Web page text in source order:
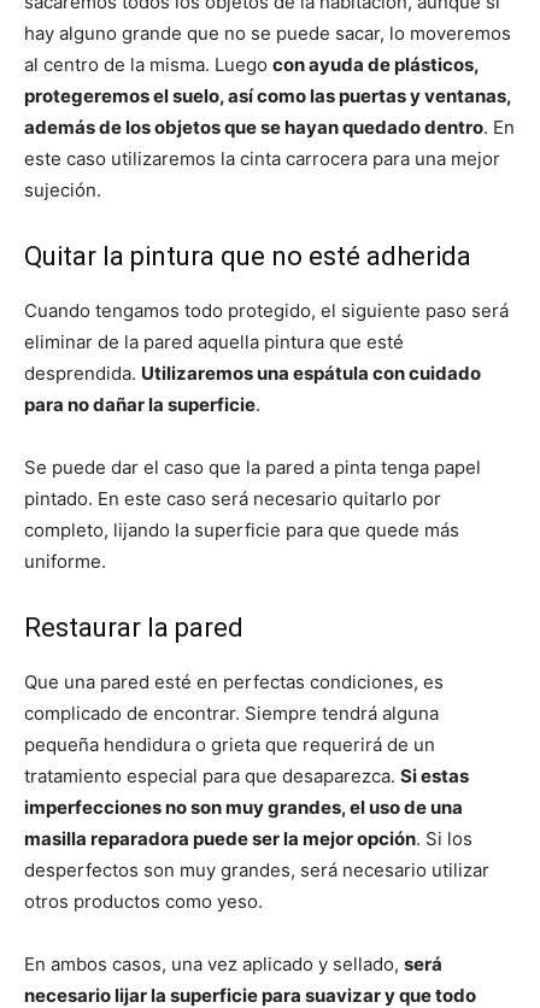
hay alguno grande que no se puede sacar, lo moveremos
al centro de la misma. Luego con ayuda de plásticos,
protegeremos el suelo, así como las puertas y ventanas,
además de los objetos que se hayan quedado dentro. En
este caso utilizaremos la cinta carrocera para una mejor
sujeción.
Quitar la pintura que no esté adherida
Cuando tengamos todo protegido, el siguiente paso será
eliminar de la pared aquella pintura que esté
desprendida. Utilizaremos una espátula con cuidado
para no dañar la superficie.
Se puede dar el caso que la pared a pinta tenga papel
pintado. En este caso será necesario quitarlo por
completo, lijando la superficie para que quede más
uniforme.
Restaurar la pared
Que una pared esté en perfectas condiciones, es
complicado de encontrar. Siempre tendrá alguna
pequeña hendidura o grieta que requerirá de un
tratamiento especial para que desaparezca. Si estas
imperfecciones no son muy grandes, el uso de una
masilla reparadora puede ser la mejor opción. Si los
desperfectos son muy grandes, será necesario utilizar
otros productos como yeso.
En ambos casos, una vez aplicado y sellado, será
necesario lijar la superficie para suavizar y que todo